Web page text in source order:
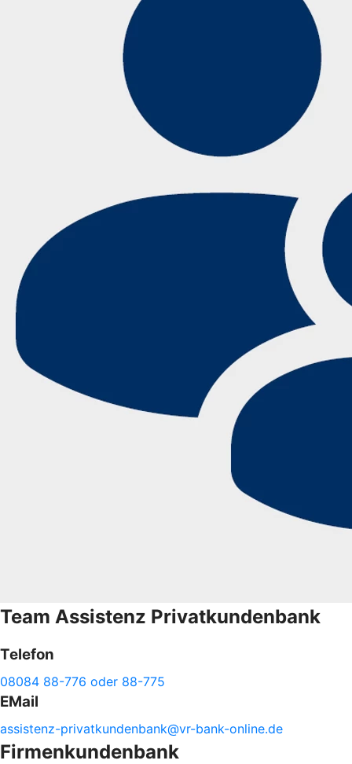
Team Assistenz Privatkundenbank
Telefon
08084 88-776 oder 88-775
EMail
assistenz-privatkundenbank@vr-bank-online.de
Firmenkundenbank